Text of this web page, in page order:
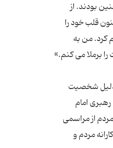
بودند. از
قلب خود را
کرد. من به
برملا می کنم.»
دلیل شخصیت
رهبری امام
از مراسمی
مردم و